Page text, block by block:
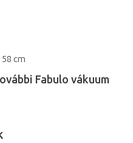
cm
Fabulo vákuum